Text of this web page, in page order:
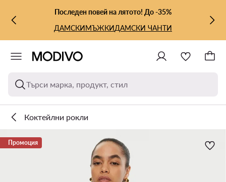
КЪМ ОСНОВНОТО СЪДЪРЖАНИЕ
КЪМ ТЪРСЕНЕПоследен повей на лятото! До -35%
ДАМСКИМЪЖКИДАМСКИ ЧАНТИ
Търси марка, продукт, стил
Коктейлни рокли
Промоция